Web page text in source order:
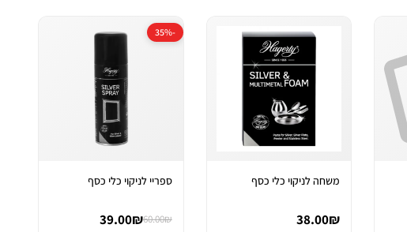
משחה לניקוי כלי כסף
38.00₪
-35%
ספריי לניקוי כלי כסף
60.00₪
39.00₪